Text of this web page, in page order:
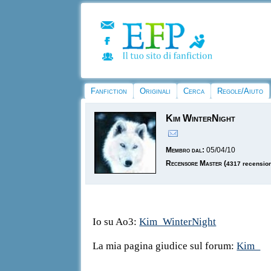
Fanfiction Originali Cerca Regole/Aiuto
Kim WinterNight
Membro dal: 05/04/10
Recensore Master (4317
Io su Ao3:Kim_WinterNight
La mia pagina giudice sul forum:Kim_